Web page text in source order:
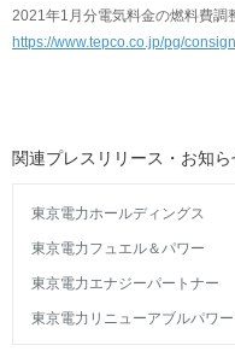
2021年1月分電気料金の燃料費調
https://www.tepco.co.jp/pg/
関連プレスリリース・お知ら
東京電力ホールディングス
東京電力フュエル＆パワー
東京電力エナジーパートナー
東京電力リニューアブルパワー